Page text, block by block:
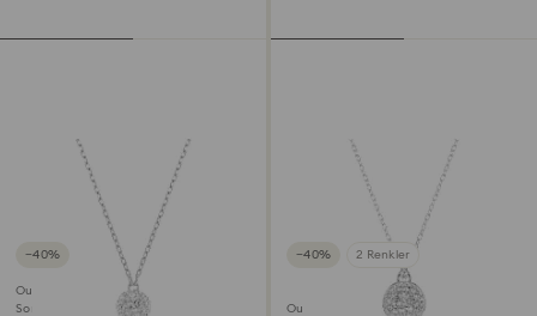
−40%
Outlet
Son Şans
−40% 2 Renkler
Outlet